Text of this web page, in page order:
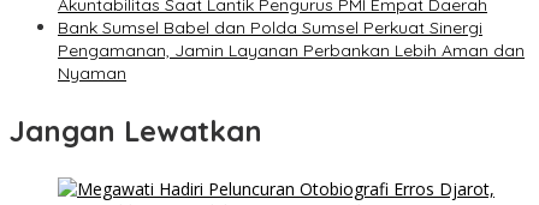
Akuntabilitas Saat Lantik Pengurus PMI Empat Daerah
Bank Sumsel Babel dan Polda Sumsel Perkuat Sinergi
Pengamanan, Jamin Layanan Perbankan Lebih Aman dan
Nyaman
Jangan Lewatkan